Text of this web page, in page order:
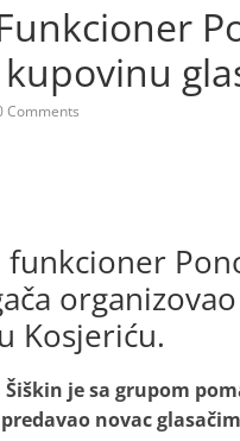
Comments
Kosjeriću.
je sa grupom
novac